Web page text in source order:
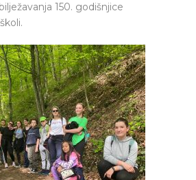
150. godišnjice